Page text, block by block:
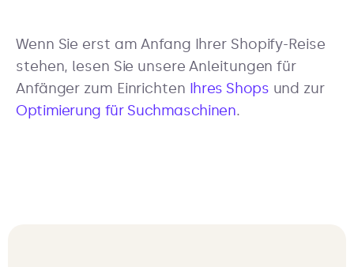
Wenn Sie erst am Anfang Ihrer Shopify-Reise
stehen, lesen Sie unsere Anleitungen für
Anfänger zum Einrichten Ihres Shops und zur
Optimierung für Suchmaschinen.